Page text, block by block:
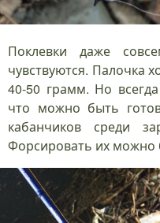
Поклевки даже
чувствуются. Палочка
40-50 грамм. Но
что можно быть
кабанчиков среди
Форсировать их можно